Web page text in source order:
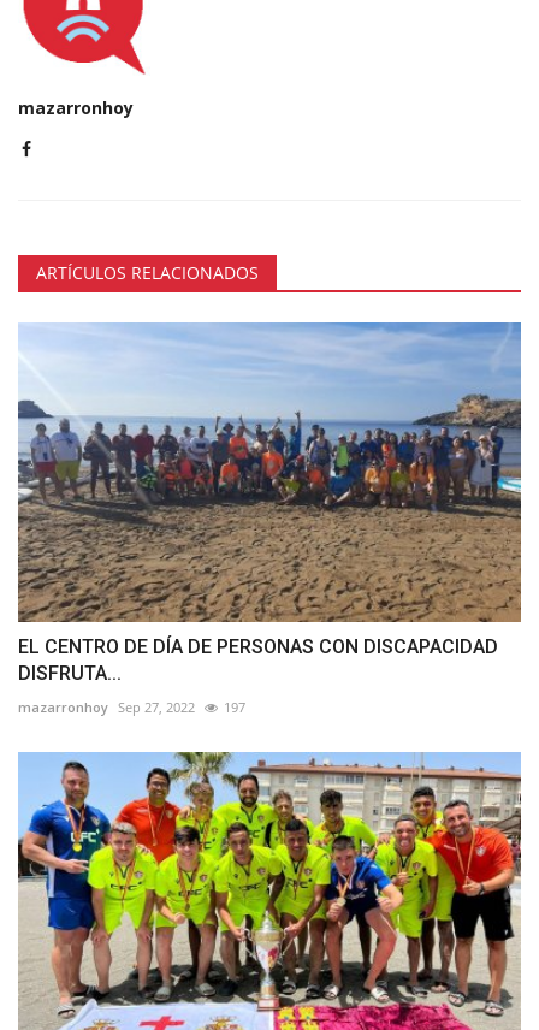
mazarronhoy
ARTÍCULOS RELACIONADOS
EL CENTRO DE DÍA DE PERSONAS CON DISCAPACIDAD
DISFRUTA...
mazarronhoy Sep 27, 2022 197